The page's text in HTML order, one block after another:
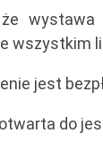
wszystkim
jest
do